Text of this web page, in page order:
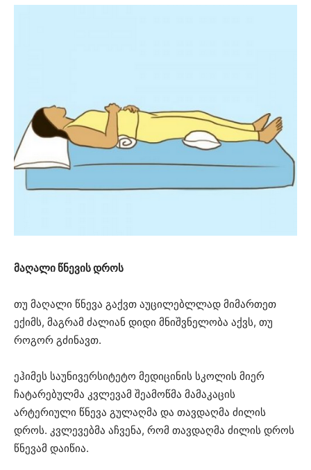
მაღალი წნევის დროს
თუ მაღალი წნევა გაქვთ აუცილებლლად მიმართეთ
ექიმს, მაგრამ ძალიან დიდი მნიშვნელობა აქვს, თუ
როგორ გძინავთ.
ეჰიმეს საუნივერსიტეტო მედიცინის სკოლის მიერ
ჩატარებულმა კვლევამ შეამოწმა მამაკაცის
არტერიული წნევა გულაღმა და თავდაღმა ძილის
დროს. კვლევებმა აჩვენა, რომ თავდაღმა ძილის დროს
წნევამ დაიწია.